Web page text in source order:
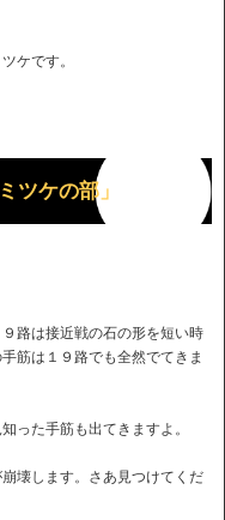
ケです。
ツケの部」
路は接近戦の石の形を短い時
筋は１９路でも全然でてきま
った手筋も出てきますよ。
壊します。さあ見つけてくだ